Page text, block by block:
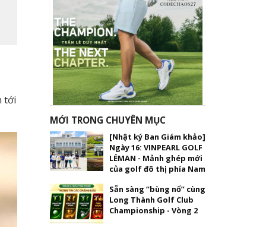
tới
MỚI TRONG CHUYÊN MỤC
[Nhật ký Ban Giám khảo]
Ngày 16: VINPEARL GOLF
LÉMAN - Mảnh ghép mới
của golf đô thị phía Nam
Sẵn sàng “bùng nổ” cùng
Long Thành Golf Club
Championship - Vòng 2